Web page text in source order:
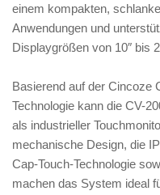
einem kompakten,
Anwendungen und
Displaygrößen von 10″ bis
Basierend auf der Cincoze
Technologie kann die CV-
als industrieller
mechanische Design, die
Cap-Touch-Technologie
machen das System ideal